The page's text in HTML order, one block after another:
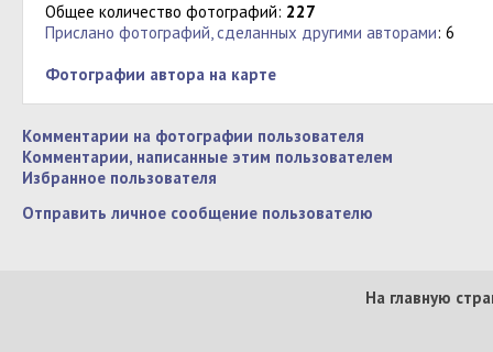
Общее количество фотографий: 227
Прислано фотографий, сделанных другими авторами: 6
Фотографии автора на карте
Комментарии на фотографии пользователя
Комментарии, написанные этим пользователем
Избранное пользователя
Отправить личное сообщение пользователю
На главную